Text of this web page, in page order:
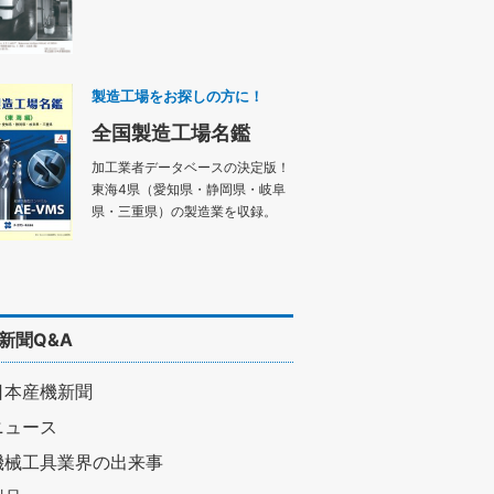
製造工場をお探しの方に！
全国製造工場名鑑
加工業者データベースの決定版！
東海4県（愛知県・静岡県・岐阜
県・三重県）の製造業を収録。
聞Q&A
本産機新聞
ュース
械工具業界の出来事